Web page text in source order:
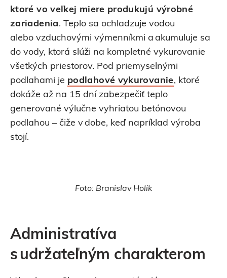
ktoré vo veľkej miere produkujú výrobné
zariadenia. Teplo sa ochladzuje vodou
alebo vzduchovými výmenníkmi a akumuluje sa
do vody, ktorá slúži na kompletné vykurovanie
všetkých priestorov. Pod priemyselnými
podlahami je podlahové vykurovanie, ktoré
dokáže až na 15 dní zabezpečiť teplo
generované výlučne vyhriatou betónovou
podlahou – čiže v dobe, keď napríklad výroba
stojí.
Foto: Branislav Holík
Administratíva
s udržateľným charakterom